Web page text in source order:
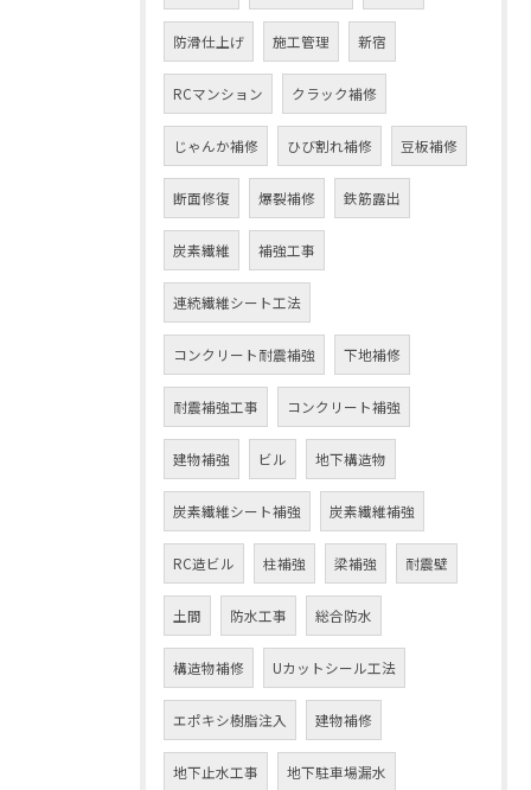
防滑仕上げ 施工管理 新宿
RCマンション クラック補修
じゃんか補修 ひび割れ補修 豆板補修
断面修復 爆裂補修 鉄筋露出
炭素繊維 補強工事
連続繊維シート工法
コンクリート耐震補強 下地補修
耐震補強工事 コンクリート補強
建物補強 ビル 地下構造物
炭素繊維シート補強 炭素繊維補強
RC造ビル 柱補強 梁補強 耐震壁
土間 防水工事 総合防水
構造物補修 Uカットシール工法
エポキシ樹脂注入 建物補修
地下止水工事 地下駐車場漏水